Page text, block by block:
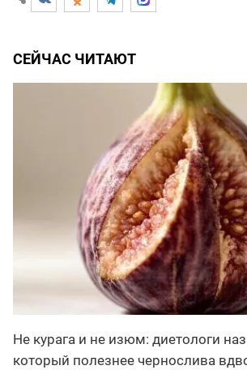
СЕЙЧАС ЧИТАЮТ
Не курага и не изюм: диетологи
который полезнее чернослива